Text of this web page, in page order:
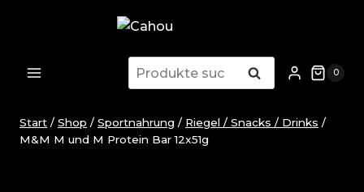
Suchen
nach:
Suchen 0
Start / Shop / Sportnahrung / Riegel / Snacks / Drinks /
M&M M und M Protein Bar 12x51g